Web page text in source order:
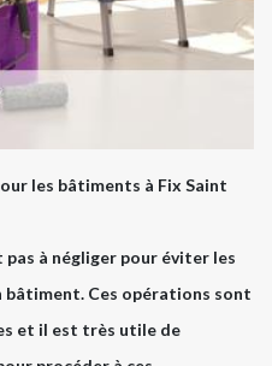
les bâtiments à Fix Saint
à négliger pour éviter les
bâtiment. Ces opérations sont
et il est très utile de